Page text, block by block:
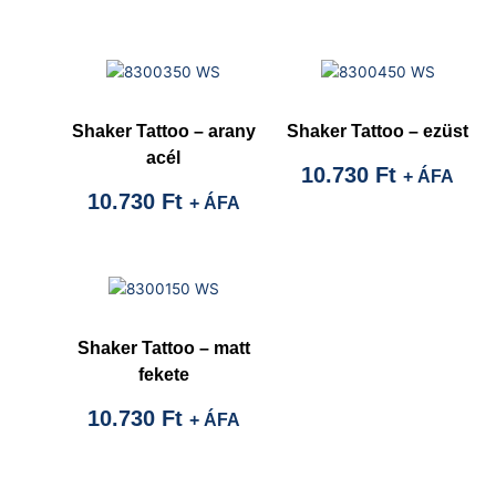
Shaker Tattoo – arany
acél
10.730 Ft + ÁFA
Shaker Tattoo – ezüst
10.730 Ft + ÁFA
Shaker Tattoo – matt
fekete
10.730 Ft + ÁFA